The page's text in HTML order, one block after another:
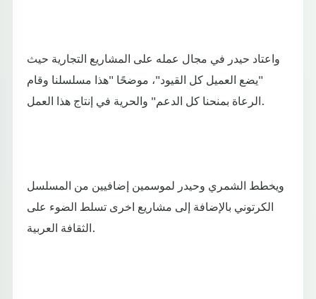
واعتاد حيدر في مجال عمله على المشاريع التجارية حيث
"يضع العميل كل القيود"، موضحًا "هذا مسلسلنا وقام
الرعاة بمنحنا كل الدعم" والحرية في إنتاج هذا العمل.
ويخطط الشمري وحيدر لموسمين إضافيين من المسلسل
الكرتوني بالإضافة إلى مشاريع اخرى تسلط الضوء على
الثقافة العربية.